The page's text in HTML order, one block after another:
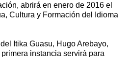
abrirá en enero de 2016 el
Cultura y Formación del Idioma
Itika Guasu, Hugo Arebayo,
instancia servirá para